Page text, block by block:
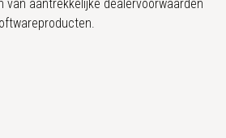
van aantrekkelijke dealervoorwaarden